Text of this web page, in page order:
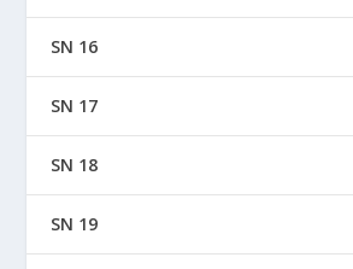
SN 16
SN 17
SN 18
SN 19